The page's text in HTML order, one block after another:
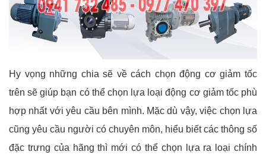
Hy vọng những chia sẽ về cách chọn động cơ giảm tốc
trên sẽ giúp bạn có thể chọn lựa loại động cơ giảm tốc phù
hợp nhất với yêu cầu bên mình. Mặc dù vậy, việc chọn lựa
cũng yêu cầu người có chuyên môn, hiểu biết các thông số
đặc trưng của hãng thì mới có thể chọn lựa ra loại chính